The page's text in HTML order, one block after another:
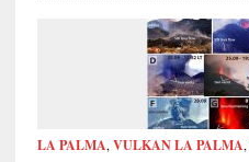
LA PALMA,VULKAN LA PALMA,